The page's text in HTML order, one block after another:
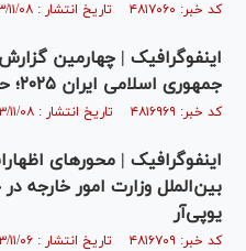
کد خبر: ۴۸۱۷۰۶۰ تاریخ انتشار : ۱۴۰۳/۱۱/۰۸
اینفوگرافیک | چهارمین
جمهوری اسلامی ایران ۲۰۲۵؛ حق سلامت
کد خبر: ۴۸۱۶۹۶۹ تاریخ انتشار : ۱۴۰۳/۱۱/۰۸
اینفوگرافیک | محورهای
بین‌الملل وزارت امور خارجه
یوپی‌آر
کد خبر: ۴۸۱۶۷۰۹ تاریخ انتشار : ۱۴۰۳/۱۱/۰۶